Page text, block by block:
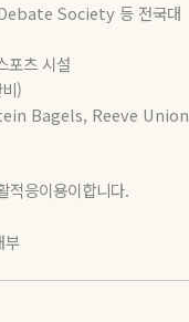
Society 등 전국대
포츠 시설
)
Bagels, Reeve Union
적응이용이합니다.